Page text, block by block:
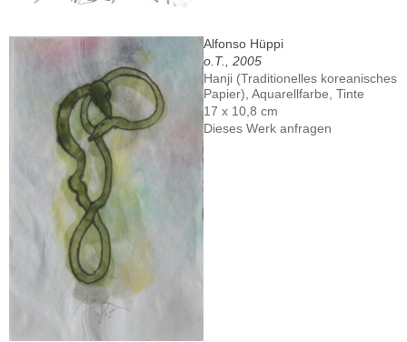
Alfonso Hüppi
o.T., 2005
Hanji (Traditionelles koreanisches
Papier), Aquarellfarbe, Tinte
17 x 10,8 cm
Dieses Werk anfragen